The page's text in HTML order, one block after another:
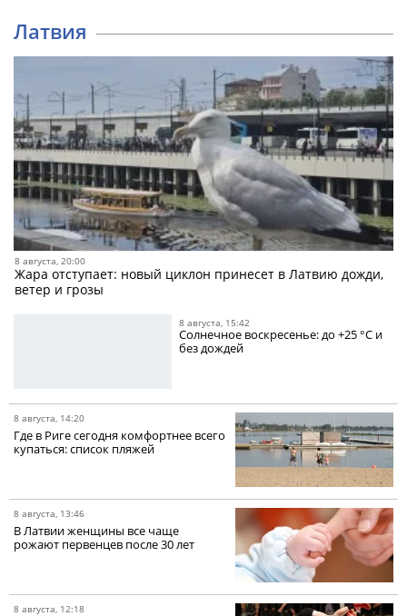
Латвия
8 августа, 20:00
Жара отступает: новый циклон принесет в Латвию дожди,
ветер и грозы
8 августа, 15:42
Солнечное воскресенье: до +25 °C и
без дождей
8 августа, 14:20
Где в Риге сегодня комфортнее всего
купаться: список пляжей
8 августа, 13:46
В Латвии женщины все чаще
рожают первенцев после 30 лет
8 августа, 12:18